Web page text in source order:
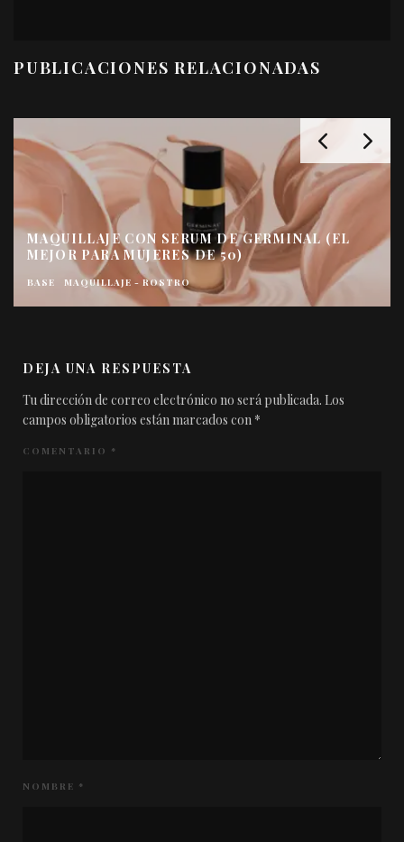
PUBLICACIONES RELACIONADAS
MAQUILLAJE CON SERUM DE GERMINAL (EL
MEJOR PARA MUJERES DE 50)
BASE MAQUILLAJE - ROSTRO
DEJA UNA RESPUESTA
Tu dirección de correo electrónico no será publicada. Los
campos obligatorios están marcados con *
COMENTARIO *
NOMBRE *